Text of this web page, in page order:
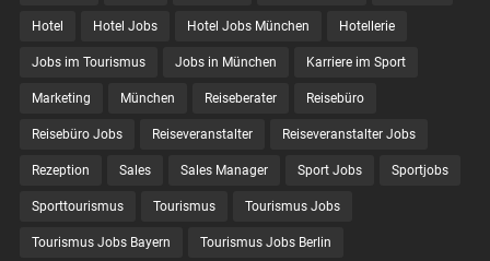
Hotel Hotel Jobs Hotel Jobs München Hotellerie
Jobs im Tourismus Jobs in München Karriere im Sport
Marketing München Reiseberater Reisebüro
Reisebüro Jobs Reiseveranstalter Reiseveranstalter Jobs
Rezeption Sales Sales Manager Sport Jobs Sportjobs
Sporttourismus Tourismus Tourismus Jobs
Tourismus Jobs Bayern Tourismus Jobs Berlin